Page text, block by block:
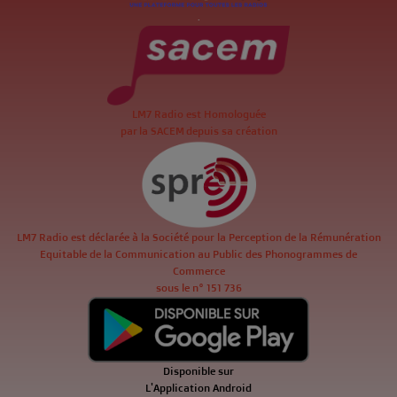
.
LM7 Radio est Homologuée
par la SACEM depuis sa création
LM7 Radio est déclarée à la Société pour la Perception de la Rémunération
Equitable de la Communication au Public des Phonogrammes de
Commerce
sous le n° 151 736
Disponible sur
L'Application Android